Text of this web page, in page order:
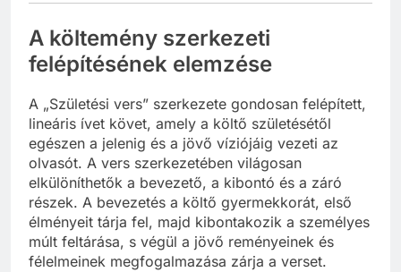
A költemény szerkezeti
felépítésének elemzése
A „Születési vers” szerkezete gondosan felépített,
lineáris ívet követ, amely a költő születésétől
egészen a jelenig és a jövő víziójáig vezeti az
olvasót. A vers szerkezetében világosan
elkülöníthetők a bevezető, a kibontó és a záró
részek. A bevezetés a költő gyermekkorát, első
élményeit tárja fel, majd kibontakozik a személyes
múlt feltárása, s végül a jövő reményeinek és
félelmeinek megfogalmazása zárja a verset.